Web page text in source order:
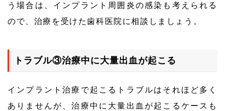
う場合は、インプラント周囲炎の感染も考えられる
ので、治療を受けた歯科医院に相談しましょう。
トラブル③治療中に大量出血が起こる
インプラント治療で起こるトラブルはそれほど多く
ありませんが、治療中に大量出血が起こるケースも